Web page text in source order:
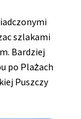
szlakami
Bardziej
po Plażach
Puszczy